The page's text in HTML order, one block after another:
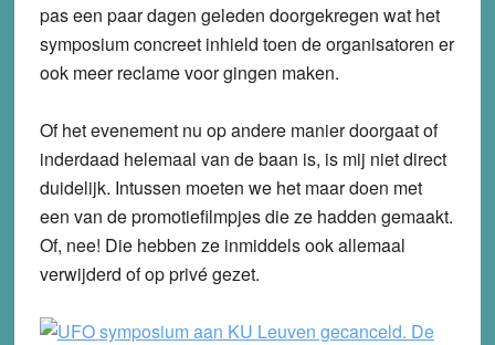
pas een paar dagen geleden doorgekregen wat het
symposium concreet inhield toen de organisatoren er
ook meer reclame voor gingen maken.
Of het evenement nu op andere manier doorgaat of
inderdaad helemaal van de baan is, is mij niet direct
duidelijk. Intussen moeten we het maar doen met
een van de promotiefilmpjes die ze hadden gemaakt.
Of, nee! Die hebben ze inmiddels ook allemaal
verwijderd of op privé gezet.